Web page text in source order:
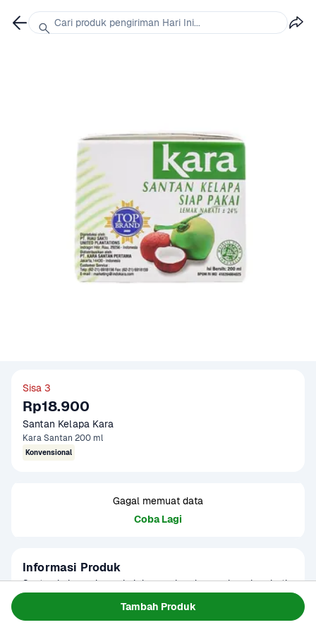
Tambah Produk
Sisa 3
Rp18.900
Santan Kelapa Kara
Kara Santan 200 ml
Konvensional
Gagal memuat data
Coba Lagi
Informasi Produk
Santan kelapa siap pakai dengan kandungan lemak nabati
nasi uduk, kopi susu, dan lain-lain.
Cari produk pengiriman Hari Ini...